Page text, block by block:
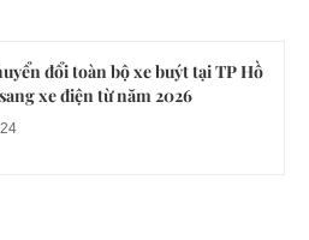
đổi toàn bộ xe buýt tại TP Hồ
xe điện từ năm 2026